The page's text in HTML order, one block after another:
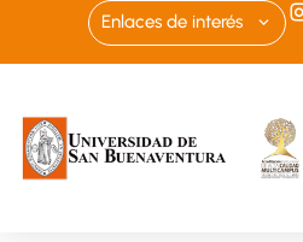
Enlaces de interés